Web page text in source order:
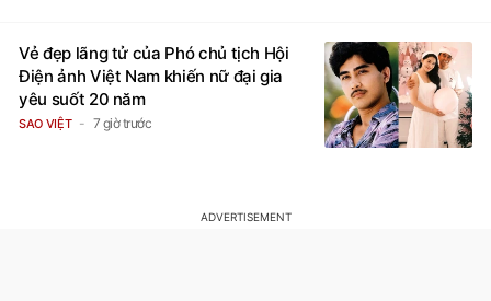
Vẻ đẹp lãng tử của Phó chủ tịch Hội
Điện ảnh Việt Nam khiến nữ đại gia
yêu suốt 20 năm
SAO VIỆT 7 giờ trước